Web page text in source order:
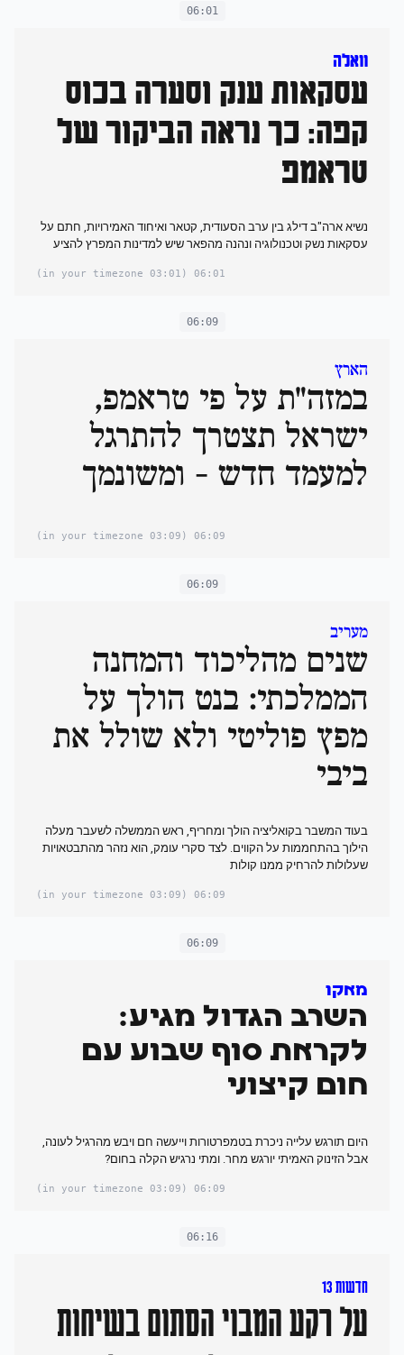
06:01
וואלה
עסקאות ענק וסערה בכוס
קפה: כך נראה הביקור של
טראמפ
נשיא ארה"ב דילג בין ערב הסעודית, קטאר ואיחוד האמירויות, חתם על
עסקאות נשק וטכנולוגיה ונהנה מהפאר שיש למדינות המפרץ להציע
06:01
(03:01 in your timezone)
06:09
הארץ
במזה"ת על פי טראמפ,
ישראל תצטרך להתרגל
למעמד חדש - ומשונמך
06:09
(03:09 in your timezone)
06:09
מעריב
שנים מהליכוד והמחנה
הממלכתי: בנט הולך על
מפץ פוליטי ולא שולל את
ביבי
בעוד המשבר בקואליציה הולך ומחריף, ראש הממשלה לשעבר מעלה
הילוך בהתחממות על הקווים. לצד סקרי עומק, הוא נזהר מהתבטאויות
שעלולות להרחיק ממנו קולות
06:09
(03:09 in your timezone)
06:09
מאקו
השרב הגדול מגיע:
לקראת סוף שבוע עם
חום קיצוני
היום תורגש עלייה ניכרת בטמפרטורות וייעשה חם ויבש מהרגיל לעונה,
אבל הזינוק האמיתי יורגש מחר. ומתי נרגיש הקלה בחום?
06:09
(03:09 in your timezone)
06:16
חדשות 13
על רקע המבוי הסתום בשיחות